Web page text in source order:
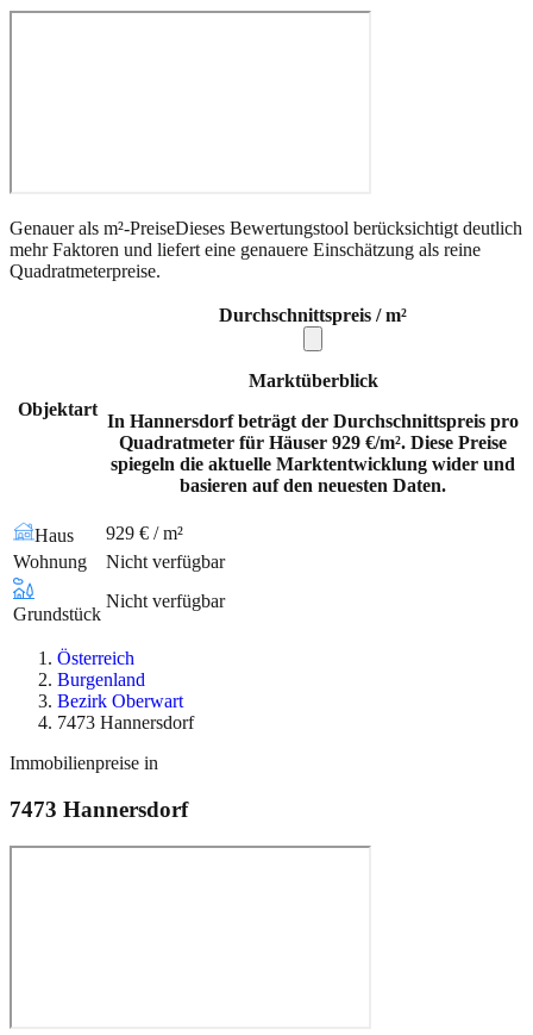
Genauer als m²-PreiseDieses Bewertungstool berücksichtigt deutlich
mehr Faktoren und liefert eine genauere Einschätzung als reine
Quadratmeterpreise.
Objektart
Durchschnittspreis / m²
Marktüberblick
In Hannersdorf beträgt der Durchschnittspreis pro
Quadratmeter für Häuser 929 €/m². Diese Preise
spiegeln die aktuelle Marktentwicklung wider und
basieren auf den neuesten Daten.
Haus
929 € / m²
Wohnung
Nicht verfügbar
Grundstück
Nicht verfügbar
Österreich
Burgenland
Bezirk Oberwart
7473 Hannersdorf
Immobilienpreise in
7473 Hannersdorf